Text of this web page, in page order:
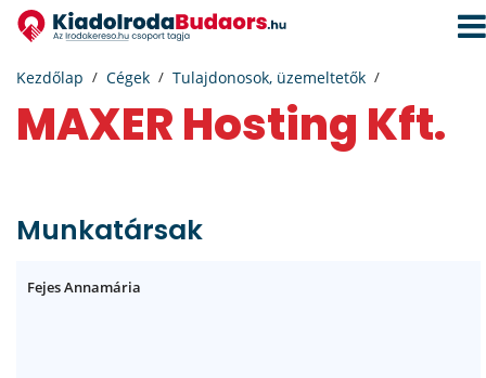
Kezdőlap Cégek Tulajdonosok, üzemeltetők
MAXER Hosting Kft.
Munkatársak
Fejes Annamária